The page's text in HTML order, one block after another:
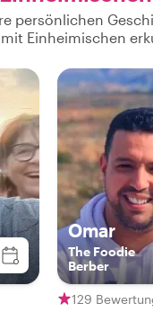
persönlichen
Einheimischen
Omar
The Foodie
Berber
129